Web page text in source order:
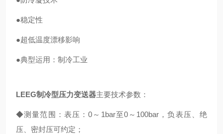
●稳定性
●超低温度漂移影响
●典型运用：制冷工业
LEEG制冷型压力变送器主要技术参数：
◆测量范围：表压：0～1bar至0～100bar，负表压、绝
压、密封压可约定；